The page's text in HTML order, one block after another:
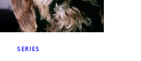
SERIES